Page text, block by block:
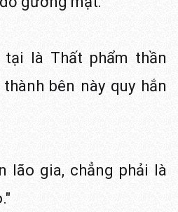
là Thất phẩm thần
bên này quy hắn
lão gia, chẳng phải là